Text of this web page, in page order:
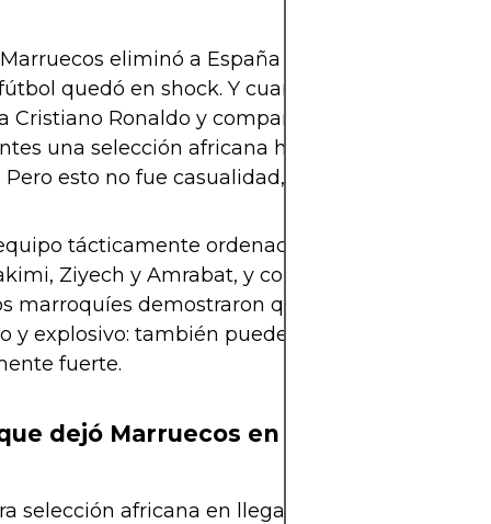
eliminó a España y Portugal en Qatar
quedó en shock. Y cuando pisó las
Cristiano Ronaldo y compañía, África entera
una selección africana había llegado tan
esto no fue casualidad, fue trabajo serio.
tácticamente ordenado, con estrellas en
Ziyech y Amrabat, y con un DT que supo
marroquíes demostraron que el fútbol africano
y explosivo: también puede ser estratégico,
fuerte.
dejó Marruecos en Qatar
selección africana en llegar a semifinales.